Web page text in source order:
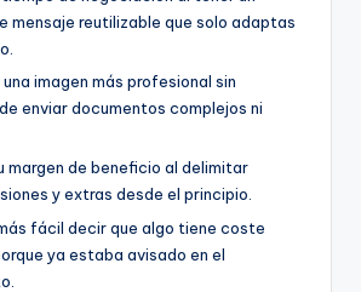
mensaje reutilizable que solo adaptas
imagen más profesional sin
enviar documentos complejos ni
margen de beneficio al delimitar
y extras desde el principio.
fácil decir que algo tiene coste
ya estaba avisado en el